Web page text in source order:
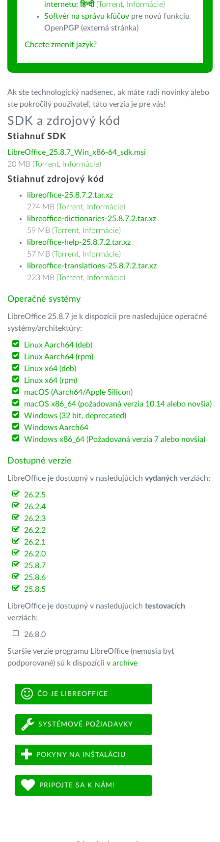
internetu:हिन्दी (Torrent, Informácie)
Softvér na správu kľúčov pre novú funkciu
OpenPGP (externá stránka)
Chcete zmeniť jazyk?
Ak ste technologický nadšenec, ak máte radi novinky alebo
ste pokročilý používateľ, táto verzia je pre vás!
SDK a zdrojový kód
Stiahnuť SDK
LibreOffice_25.8.7_Win_x86-64_sdk.msi
20 MB (Torrent, Informácie)
Stiahnuť zdrojový kód
libreoffice-25.8.7.2.tar.xz
274 MB (Torrent, Informácie)
libreoffice-dictionaries-25.8.7.2.tar.xz
59 MB (Torrent, Informácie)
libreoffice-help-25.8.7.2.tar.xz
57 MB (Torrent, Informácie)
libreoffice-translations-25.8.7.2.tar.xz
223 MB (Torrent, Informácie)
Operačné systémy
LibreOffice 25.8.7 je k dispozícii pre nasledujúce operačné
systémy/architektúry:
Linux Aarch64 (deb)
Linux Aarch64 (rpm)
Linux x64 (deb)
Linux x64 (rpm)
macOS (Aarch64/Apple Silicon)
macOS x86_64 (požadovaná verzia 10.14 alebo novšia)
Windows (32 bit, deprecated)
Windows Aarch64
Windows x86_64 (Požadovaná verzia 7 alebo novšia)
Dostupné verzie
LibreOffice je dostupný v nasledujúcich vydaných verziách:
26.2.5
26.2.4
26.2.3
26.2.2
26.2.1
26.2.0
25.8.7
25.8.6
25.8.5
LibreOffice je dostupný v nasledujúcich testovacích
verziách:
26.8.0
Staršie verzie programu LibreOffice (nemusia byť
podporované) sú k dispozícii v archíve
ČO JE LIBREOFFICE
SYSTÉMOVÉ POŽIADAVKY
POKYNY NA INŠTALÁCIU
PRIPOJTE SA K NÁM!